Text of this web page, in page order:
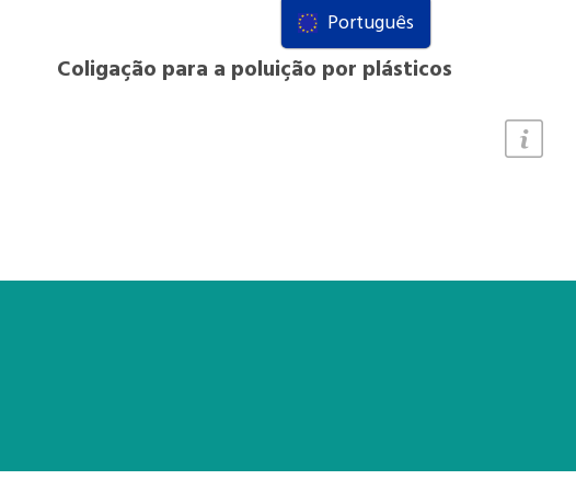
Coligação para a poluição por plásticos
Português